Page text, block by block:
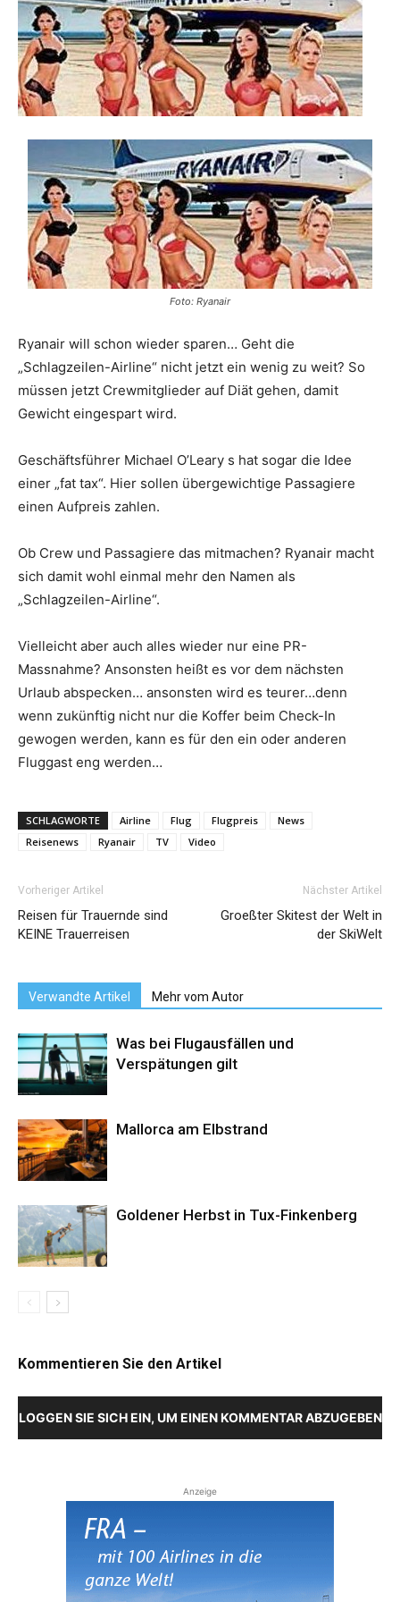
Reiseempfehlungen.
Foto: Ryanair
Ryanair will schon wieder sparen… Geht die
„Schlagzeilen-Airline“ nicht jetzt ein wenig zu weit? So
müssen jetzt Crewmitglieder auf Diät gehen, damit
Gewicht eingespart wird.
Geschäftsführer Michael O’Leary s hat sogar die Idee
einer „fat tax“. Hier sollen übergewichtige Passagiere
einen Aufpreis zahlen.
Ob Crew und Passagiere das mitmachen? Ryanair macht
sich damit wohl einmal mehr den Namen als
„Schlagzeilen-Airline“.
Vielleicht aber auch alles wieder nur eine PR-
Massnahme? Ansonsten heißt es vor dem nächsten
Urlaub abspecken… ansonsten wird es teurer…denn
wenn zukünftig nicht nur die Koffer beim Check-In
gewogen werden, kann es für den ein oder anderen
Fluggast eng werden…
SCHLAGWORTE Airline Flug Flugpreis
News
Reisenews
Ryanair TV Video
Vorheriger Artikel
Reisen für Trauernde sind
KEINE Trauerreisen
Nächster Artikel
Groeßter Skitest der Welt in
der SkiWelt
Verwandte Artikel Mehr vom Autor
Was bei Flugausfällen und
Verspätungen gilt
Mallorca am Elbstrand
Goldener Herbst in Tux-Finkenberg
Kommentieren Sie den Artikel
LOGGEN SIE SICH EIN, UM EINEN KOMMENTAR ABZUGEBEN
Anzeige